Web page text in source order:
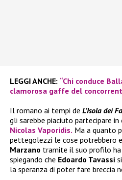
LEGGI ANCHE: “Chi conduce
clamorosa gaffe del
Il romano ai tempi de L’Isola dei
gli sarebbe piaciuto partecipare in
Nicolas Vaporidis. Ma a quanto
pettegolezzi le cose potrebbero
Marzano tramite il suo profilo
spiegando che Edoardo Tavassi
la speranza di poter fare breccia